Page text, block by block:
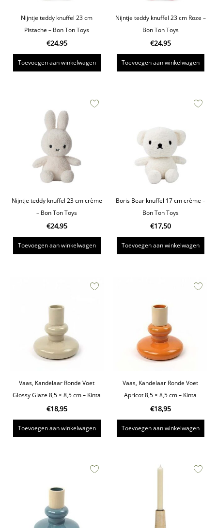
Nijntje teddy knuffel 23 cm
Pistache – Bon Ton Toys
€24,95
Toevoegen aan winkelwagen
Nijntje teddy knuffel 23 cm Roze –
Bon Ton Toys
€24,95
Toevoegen aan winkelwagen
Nijntje teddy knuffel 23 cm crème
– Bon Ton Toys
€24,95
Toevoegen aan winkelwagen
Boris Bear knuffel 17 cm crème –
Bon Ton Toys
€17,50
Toevoegen aan winkelwagen
Vaas, Kandelaar Ronde Voet
Glossy Glaze 8,5 × 8,5 cm – Kinta
€18,95
Toevoegen aan winkelwagen
Vaas, Kandelaar Ronde Voet
Apricot 8,5 × 8,5 cm – Kinta
€18,95
Toevoegen aan winkelwagen